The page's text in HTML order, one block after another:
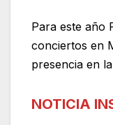
Para este año
conciertos en
presencia en
NOTICIA